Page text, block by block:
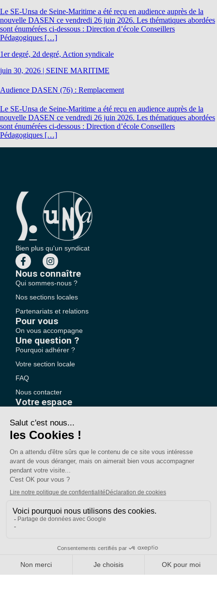
Le SE-Unsa de Seine-Maritime a été reçu en audience auprès de la
nouvelle DASEN ce vendredi 26 juin 2026. Les thématiques abordées
sont énumérées ci-dessous : Direction d’école Conseillers
Pédagogiques […]
1er degré, 2d degré, Action syndicale
juin 30, 2026 | SEINE MARITIME
Audience DASEN (76) : Remplacement
Le SE-Unsa de Seine-Maritime a été reçu en audience auprès de la
nouvelle DASEN ce vendredi 26 juin 2026. Les thématiques abordées
sont énumérées ci-dessous : Direction d’école Conseillers
Pédagogiques […]
Bien plus qu'un syndicat
Nous connaître
Qui sommes-nous ?
Nos sections locales
Partenariats et relations
Pour vous
On vous accompagne
Une question ?
Pourquoi adhérer ?
Votre section locale
FAQ
Nous contacter
Votre espace
Adhérer au SE-UNSA
SE-Unsa est un syndicat de l’UNSA